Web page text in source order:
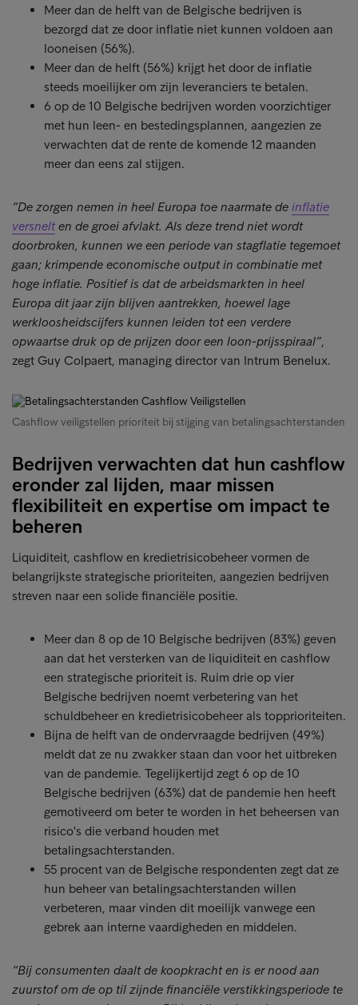
Meer dan de helft van de Belgische bedrijven is
bezorgd dat ze door inflatie niet kunnen voldoen aan
looneisen (56%).
Meer dan de helft (56%) krijgt het door de inflatie
steeds moeilijker om zijn leveranciers te betalen.
6 op de 10 Belgische bedrijven worden voorzichtiger
met hun leen- en bestedingsplannen, aangezien ze
verwachten dat de rente de komende 12 maanden
meer dan eens zal stijgen.
“De zorgen nemen in heel Europa toe naarmate de inflatie
versnelten de groei afvlakt. Als deze trend niet wordt
doorbroken, kunnen we een periode van stagflatie tegemoet
gaan; krimpende economische output in combinatie met
hoge inflatie. Positief is dat de arbeidsmarkten in heel
Europa dit jaar zijn blijven aantrekken, hoewel lage
werkloosheidscijfers kunnen leiden tot een verdere
opwaartse druk op de prijzen door een loon-prijsspiraal”,
zegt Guy Colpaert, managing director van Intrum Benelux.
Cashflow veiligstellen prioriteit bij stijging van betalingsachterstanden
Bedrijven verwachten dat hun cashflow
eronder zal lijden, maar missen
flexibiliteit en expertise om impact te
beheren
Liquiditeit, cashflow en kredietrisicobeheer vormen de
belangrijkste strategische prioriteiten, aangezien bedrijven
streven naar een solide financiële positie.
Meer dan 8 op de 10 Belgische bedrijven (83%) geven
aan dat het versterken van de liquiditeit en cashflow
een strategische prioriteit is. Ruim drie op vier
Belgische bedrijven noemt verbetering van het
schuldbeheer en kredietrisicobeheer als topprioriteiten.
Bijna de helft van de ondervraagde bedrijven (49%)
meldt dat ze nu zwakker staan ​​dan voor het uitbreken
van de pandemie. Tegelijkertijd zegt 6 op de 10
Belgische bedrijven (63%) dat de pandemie hen heeft
gemotiveerd om beter te worden in het beheersen van
risico's die verband houden met
betalingsachterstanden.
55 procent van de Belgische respondenten zegt dat ze
hun beheer van betalingsachterstanden willen
verbeteren, maar vinden dit moeilijk vanwege een
gebrek aan interne vaardigheden en middelen.
“Bij consumenten daalt de koopkracht en is er nood aan
zuurstof om de op til zijnde financiële verstikkingsperiode te